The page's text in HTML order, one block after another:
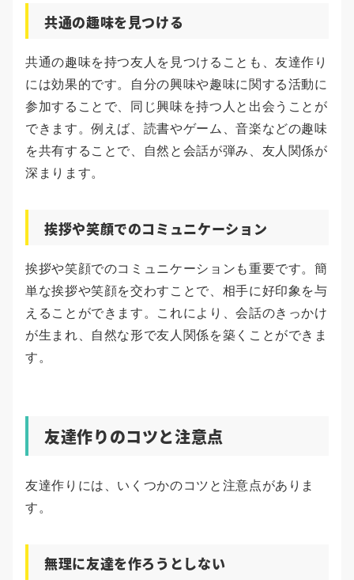
共通の趣味を見つける
共通の趣味を持つ友人を見つけることも、友達作り
には効果的です。自分の興味や趣味に関する活動に
参加することで、同じ興味を持つ人と出会うことが
できます。例えば、読書やゲーム、音楽などの趣味
を共有することで、自然と会話が弾み、友人関係が
深まります。
挨拶や笑顔でのコミュニケーション
挨拶や笑顔でのコミュニケーションも重要です。簡
単な挨拶や笑顔を交わすことで、相手に好印象を与
えることができます。これにより、会話のきっかけ
が生まれ、自然な形で友人関係を築くことができま
す。
友達作りのコツと注意点
友達作りには、いくつかのコツと注意点がありま
す。
無理に友達を作ろうとしない